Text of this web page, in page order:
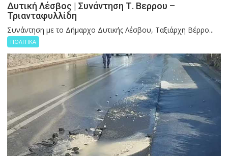
Δυτική Λέσβος | Συνάντηση Τ. Βερρου –
Τριανταφυλλίδη
Συνάντηση με το Δήμαρχο Δυτικής Λέσβου, Ταξιάρχη Βέρρο...
ΠΟΛΙΤΙΚΑ